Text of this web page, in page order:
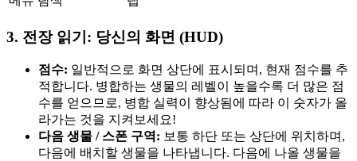
3. 전장 읽기: 당신의 화면 (HUD)
점수: 일반적으로 화면 상단에 표시되며, 현재 점수를 추
적합니다. 병합하는 생물의 레벨이 높을수록 더 많은 점
수를 얻으므로, 병합 실력이 향상됨에 따라 이 숫자가 올
라가는 것을 지켜보세요!
다음 생물 / 스폰 구역: 보통 하단 또는 상단에 위치하며,
다음에 배치할 생물을 나타냅니다. 다음에 나올 생물을